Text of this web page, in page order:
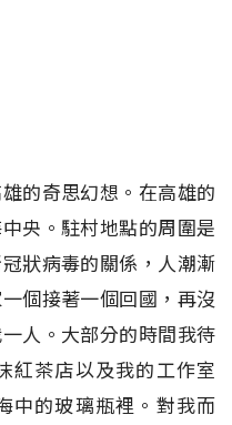
的奇思幻想。在高雄的
央。駐村地點的周圍是
狀病毒的關係，人潮漸
個接著一個回國，再沒
人。大部分的時間我待
紅茶店以及我的工作室
中的玻璃瓶裡。對我而